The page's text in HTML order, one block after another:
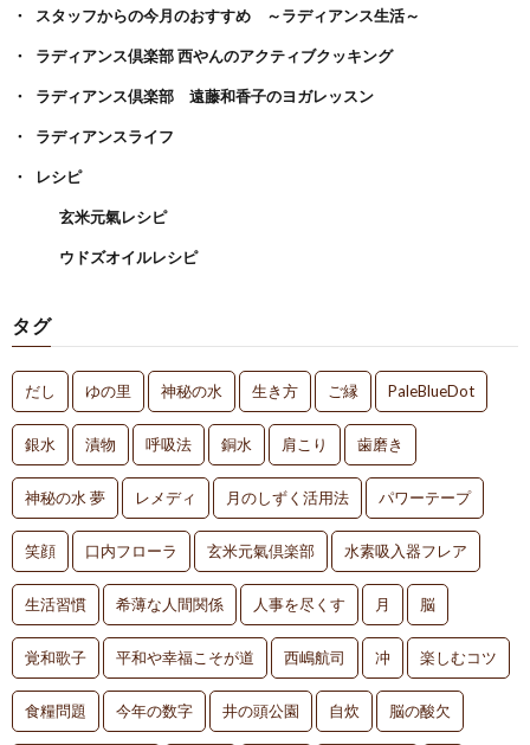
スタッフからの今月のおすすめ ～ラディアンス生活～
ラディアンス倶楽部 西やんのアクティブクッキング
ラディアンス倶楽部 遠藤和香子のヨガレッスン
ラディアンスライフ
レシピ
玄米元氣レシピ
ウドズオイルレシピ
タグ
だし ゆの里 神秘の水 生き方 ご縁 PaleBlueDot
銀水 漬物 呼吸法 銅水 肩こり 歯磨き
神秘の水 夢 レメディ 月のしずく活用法 パワーテープ
笑顔 口内フローラ 玄米元氣倶楽部 水素吸入器フレア
生活習慣 希薄な人間関係 人事を尽くす 月 脳
覚和歌子 平和や幸福こそが道 西嶋航司 冲 楽しむコツ
食糧問題 今年の数字 井の頭公園 自炊 脳の酸欠